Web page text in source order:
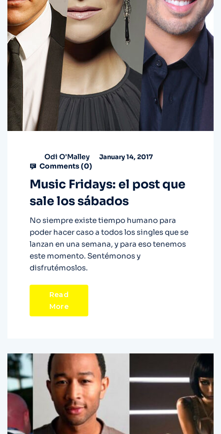
Odi O'Malley January 14, 2017
Comments (0)
Music Fridays: el post que
sale los sábados
No siempre existe tiempo humano para
poder hacer caso a todos los singles que se
lanzan en una semana, y para eso tenemos
este momento. Sentémonos y
disfrutémoslos.
Read
More